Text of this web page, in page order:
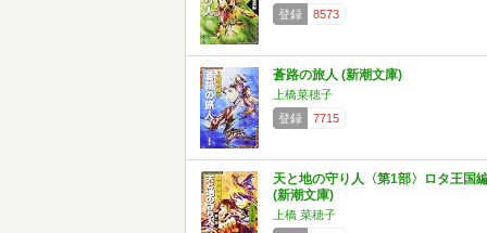
登録
8573
蒼路の旅人 (新潮文庫)
上橋菜穂子
登録
7715
天と地の守り人〈第1部〉ロタ王国
(新潮文庫)
上橋 菜穂子